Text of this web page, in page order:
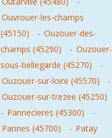
Ouvrouer-les-champs
(45150)
- Ouzouer-des-
champs (45290)
- Ouzouer-
sous-bellegarde (45270)
-
Ouzouer-sur-loire (45570)
-
Ouzouer-sur-trezee (45250)
- Pannecieres (45300)
-
Pannes (45700)
- Patay